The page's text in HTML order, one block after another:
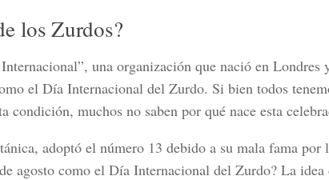
los Zurdos?
, una organización que nació en Londres
el Día Internacional del Zurdo. Si bien todos
condición, muchos no saben por qué nace esta
adoptó el número 13 debido a su mala fama por
agosto como el Día Internacional del Zurdo? La